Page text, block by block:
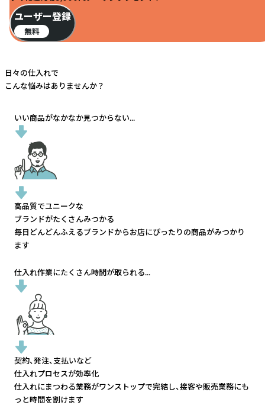
ユーザー登録
無料
日々の仕入れで
こんな悩みはありませんか？
いい商品がなかなか見つからない...
高品質でユニークな
ブランドがたくさんみつかる
毎日どんどんふえるブランドからお店にぴったりの商品がみつかり
ます
仕入れ作業にたくさん時間が取られる...
契約、発注、支払いなど
仕入れプロセスが効率化
仕入れにまつわる業務がワンストップで完結し、接客や販売業務にも
っと時間を割けます